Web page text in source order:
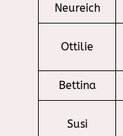
Neureich
Ottilie
Bettina
Susi